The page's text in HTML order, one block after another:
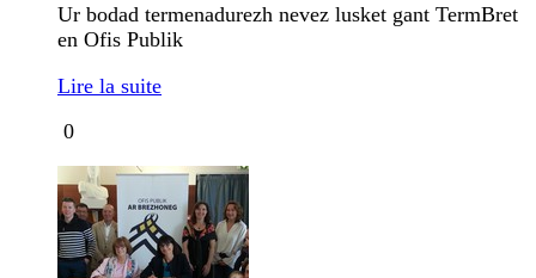
Ur bodad termenadurezh nevez lusket gant TermBret
en Ofis Publik
Lire la suite
0